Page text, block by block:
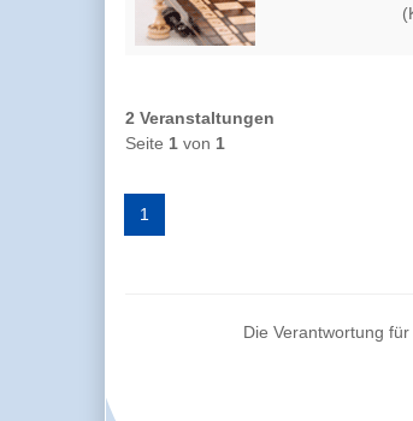
2 Veranstaltungen
Seite 1 von 1
1
Die Verantwortung